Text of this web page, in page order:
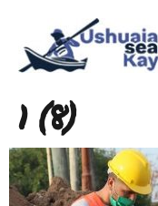
1 (8)